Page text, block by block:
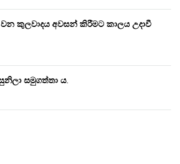
වන කුලවාදය අවසන් කිරීමට කාලය උදාවී
සුනිලා සමුගත්තා ය.